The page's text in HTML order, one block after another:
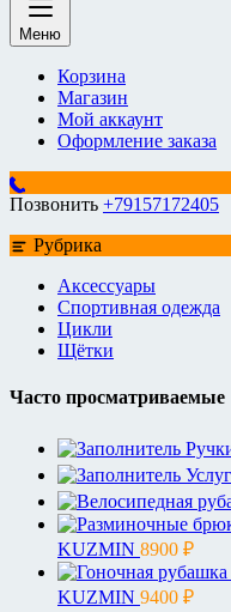
Меню
Корзина
Магазин
Мой аккаунт
Оформление заказа
Позвонить +79157172405
Рубрика
Аксессуары
Спортивная одежда
Цикли
Щётки
Часто просматриваемые
KUZMIN 8900 ₽
KUZMIN 9400 ₽